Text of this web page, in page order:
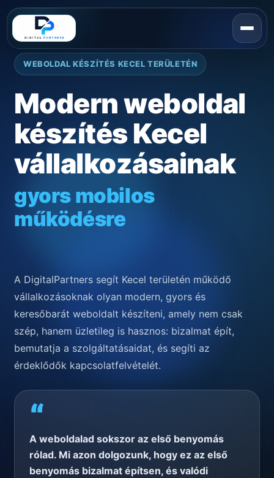
WEBOLDAL KÉSZÍTÉS KECEL TERÜLETÉN
Modern weboldal
készítés Kecel
vállalkozásainak
gyors mobilos
működésre
helyi ügyfélszerzésre
A DigitalPartners segít Kecel területén működő
vállalkozásoknak olyan modern, gyors és
keresőbarát weboldalt készíteni, amely nem csak
szép, hanem üzletileg is hasznos: bizalmat épít,
bemutatja a szolgáltatásaidat, és segíti az
érdeklődők kapcsolatfelvételét.
“
A weboldalad sokszor az első benyomás
rólad. Mi azon dolgozunk, hogy ez az első
benyomás bizalmat építsen, és valódi